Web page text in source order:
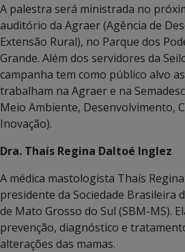
A palestra será ministrada no
auditório da Agraer (Agência de
Extensão Rural), no Parque dos
Grande. Além dos servidores da
campanha tem como público alvo
trabalham na Agraer e na
Meio Ambiente, Desenvolvimento,
Inovação).
Dra. Thaís Regina Daltoé Inglez
A médica mastologista Thaís
presidente da Sociedade Brasileira
de Mato Grosso do Sul (SBM-MS).
prevenção, diagnóstico e
alterações das mamas.